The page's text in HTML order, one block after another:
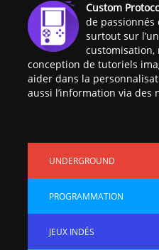
Custom
de passionnés
surtout sur
customisation,
conception de tutoriels
aider dans la
aussi l’information via des
UNDERGROUND
PROGRAMMATION
JEUX INDÉS
[Vita]
KyûHEN, le
concours de
homebrews
possible avec
Sweeper !